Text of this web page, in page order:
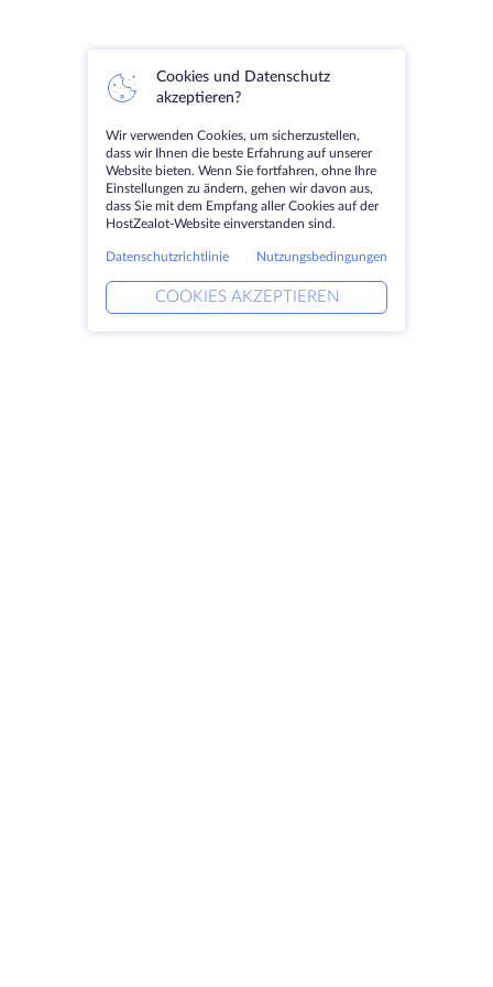
Cookies und Datenschutz
akzeptieren?
Wir verwenden Cookies, um sicherzustellen,
dass wir Ihnen die beste Erfahrung auf unserer
Website bieten. Wenn Sie fortfahren, ohne Ihre
Einstellungen zu ändern, gehen wir davon aus,
dass Sie mit dem Empfang aller Cookies auf der
HostZealot-Website einverstanden sind.
Datenschutzrichtlinie Nutzungsbedingungen
COOKIES AKZEPTIEREN